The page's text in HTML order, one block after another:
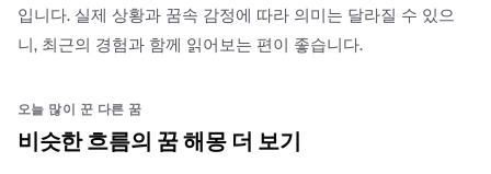
입니다. 실제 상황과 꿈속 감정에 따라 의미는 달라질 수 있으
니, 최근의 경험과 함께 읽어보는 편이 좋습니다.
오늘 많이 꾼 다른 꿈
비슷한 흐름의 꿈 해몽 더 보기